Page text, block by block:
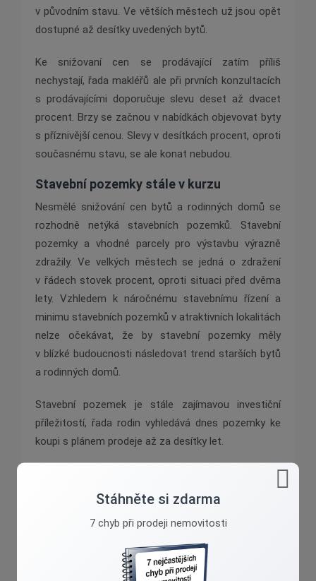
v původním stavu. Ve větších městech už jsou opět
dostupné až desítky uvedených bytů.
Ke snižovaní cen se prodávající zatím příliš
nechystají, řada makléřů ale při prvních konzultacích
s prodávajícími doporučuje slevu deset až dvacet
procent. Brzy se začnou v nabídkách objevovat byty
s příznivější cenou. Slevy v desítkách procent, oproti
současnému stavu, se ale konat nebudou.
Stavební pozemky stále v kurzu
Nesmělé snižování cen bytů a rodinných domů se
rozhodně netýká stavebních pozemků. Stavební
pozemky a vhodné parcely pro výstavbu výrazně
zdražily. Ve velkých městech se jedná o zdražení
v řádech stovek procent, oproti situaci před dvěma
lety. Vzhledem k náročnému stavebnímu řízení a
minimu stavebních pozemků v atraktivních lokalitách
nelze očekávat, že by stavební pozemky měly
v blízké budoucnosti následovat trend starších bytů
a rodinných domů.
Stavební pozemek je stále zajímavou investiční
příležitostí, řada rodin vyhledává dnes pozemky ke
koupi s plánem prodeje až za desítky let.
Ivana Valášková
Stáhněte si zdarma
7 chyb při prodeji nemovitosti